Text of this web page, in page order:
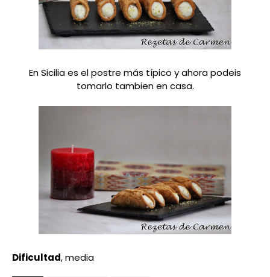
En Sicilia es el postre más típico y ahora podeis
tomarlo tambien en casa.
Dificultad, media